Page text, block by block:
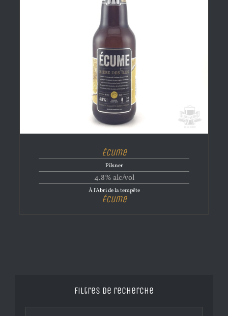
Écume
Pilsner
4.8% alc/vol
À l'Abri de la tempête
Écume
Filtres de recherche